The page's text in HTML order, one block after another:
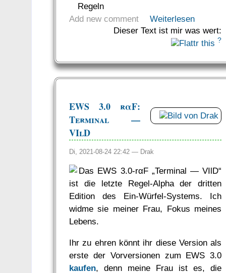
Regeln
Add new comment
Weiterlesen
Dieser Text ist mir was wert:
?
EWS 3.0 rαF:
Terminal —
VIlD
Di, 2021-08-24 22:42 — Drak
Das EWS 3.0-rαF „Terminal — VIlD“
ist die letzte Regel-Alpha der dritten
Edition des Ein-Würfel-Systems. Ich
widme sie meiner Frau, Fokus meines
Lebens.
Ihr zu ehren könnt ihr diese Version als
erste der Vorversionen zum EWS 3.0
kaufen, denn meine Frau ist es, die